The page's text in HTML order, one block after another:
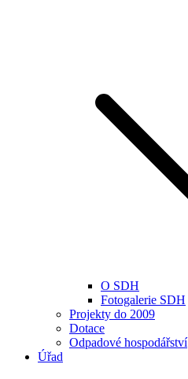
O SDH
Fotogalerie SDH
Projekty do 2009
Dotace
Odpadové hospodářství
Úřad